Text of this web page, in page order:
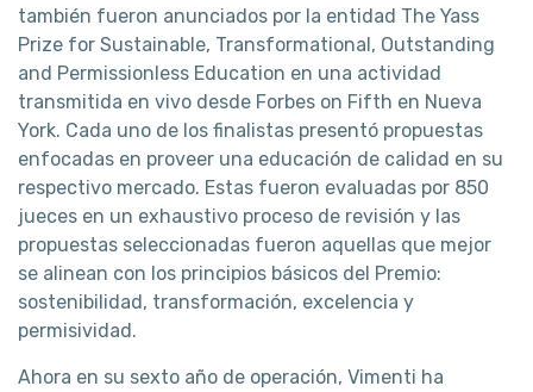
también fueron anunciados por la entidad The Yass
Prize for Sustainable, Transformational, Outstanding
and Permissionless Education en una actividad
transmitida en vivo desde Forbes on Fifth en Nueva
York. Cada uno de los finalistas presentó propuestas
enfocadas en proveer una educación de calidad en su
respectivo mercado. Estas fueron evaluadas por 850
jueces en un exhaustivo proceso de revisión y las
propuestas seleccionadas fueron aquellas que mejor
se alinean con los principios básicos del Premio:
sostenibilidad, transformación, excelencia y
permisividad.
Ahora en su sexto año de operación, Vimenti ha